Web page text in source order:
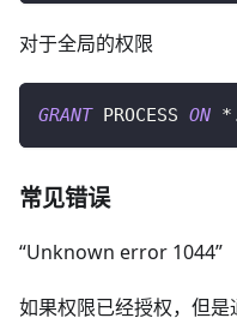
对于全局的权限
GRANT PROCESS ON *
常见错误
“Unknown error 1044”
如果权限已经授权，但